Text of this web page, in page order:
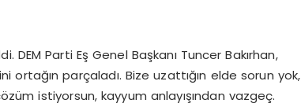
DEM Parti Eş Genel Başkanı Tuncer Bakırhan,
ortağın parçaladı. Bize uzattığın elde sorun yok,
istiyorsun, kayyum anlayışından vazgeç.